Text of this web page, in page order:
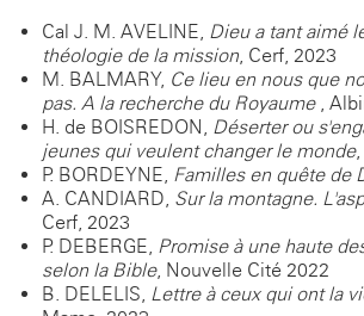
Cal J. M. AVELINE, Dieu a tant aimé
théologie de la mission, Cerf, 2023
M. BALMARY, Ce lieu en nous que
pas. A la recherche du Royaume,
H. de BOISREDON, Déserter ou
jeunes qui veulent changer le monde
P. BORDEYNE, Familles en quête de
A. CANDIARD, Sur la montagne.
Cerf, 2023
P. DEBERGE, Promise à une haute
selon la Bible, Nouvelle Cité 2022
B. DELELIS, Lettre à ceux qui ont la